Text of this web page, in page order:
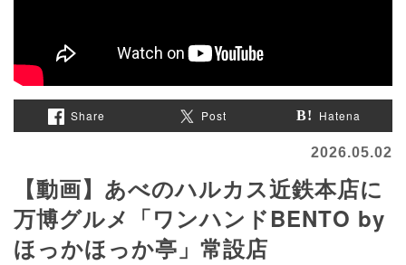
Share Post Hatena
2026.05.02
【動画】あべのハルカス近鉄本店に
万博グルメ「ワンハンドBENTO by
ほっかほっか亭」常設店